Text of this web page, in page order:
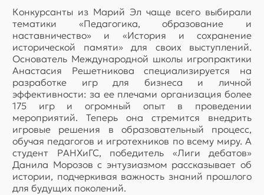
Конкурсанты из Марий Эл чаще всего выбирали
тематики «Педагогика, образование и
наставничество» и «История и сохранение
исторической памяти» для своих выступлений.
Основатель Международной школы игропрактики
Анастасия Решетникова специализируется на
разработке игр для бизнеса и личной
эффективности: за ее плечами организация более
175 игр и огромный опыт в проведении
мероприятий. Теперь она стремится внедрить
игровые решения в образовательный процесс,
обучая педагогов и игротехников по всему миру. А
студент РАНХиГС, победитель «Лиги дебатов»
Данила Морозов с энтузиазмом рассказывает об
истории, подчеркивая важность знаний прошлого
для будущих поколений.